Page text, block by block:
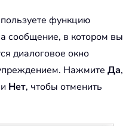
функцию
сообщение, в котором вы
диалоговое окно
Нажмите Да,
Нет, чтобы отменить